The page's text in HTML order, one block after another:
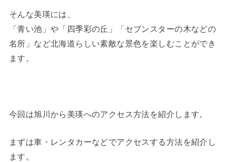
そんな美瑛には、
「青い池」や「四季彩の丘」「セブンスターの木などの
名所」など北海道らしい素敵な景色を楽しむことができ
ます。
今回は旭川から美瑛へのアクセス方法を紹介します。
まずは車・レンタカーなどでアクセスする方法を紹介し
ます。